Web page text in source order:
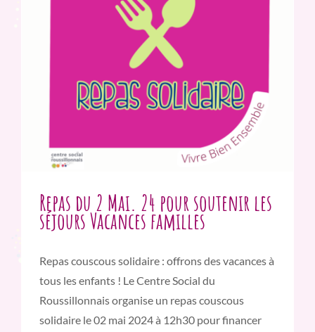
Repas du 2 Mai. 24 pour soutenir les
séjours Vacances familles
Repas couscous solidaire : offrons des vacances à
tous les enfants ! Le Centre Social du
Roussillonnais organise un repas couscous
solidaire le 02 mai 2024 à 12h30 pour financer